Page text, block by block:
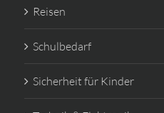
Reisen
Schulbedarf
Sicherheit für Kinder